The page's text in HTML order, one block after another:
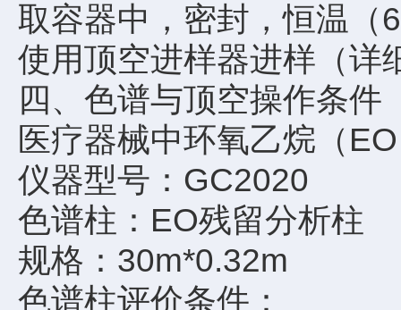
取容器中，密封，恒温
使用顶空进样器进样（详
四、色谱与顶空操作条件
医疗器械中环氧乙烷（
仪器型号：GC2020
色谱柱：EO残留
规格：30m*0.32m
色谱柱评价条件：